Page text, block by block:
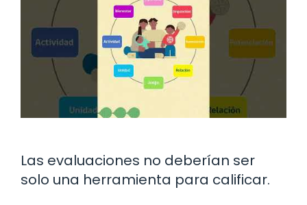
Las evaluaciones no deberían ser
solo una herramienta para calificar.